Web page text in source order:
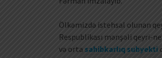
Ölkəmizdə istehsal olunan
Respublikası mənşəli qeyri-
və orta sahibkarlıq subyekti